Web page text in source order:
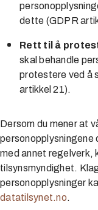
dette (GDPR
Rett til å
skal behandle
protestere ved å
artikkel 21).
Dersom du mener at
personopplysningene
med annet regelverk,
tilsynsmyndighet.
personopplysninger
datatilsynet.no.